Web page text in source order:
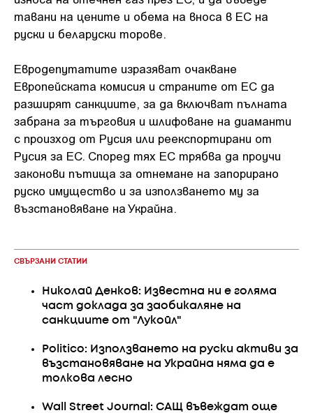
тавани на цените и обема на вноса в ЕС на
руски и беларуски торове.
Евродепутатите изразяват очакване
Европейската комисия и страните от ЕС да
разширят санкциите, за да включват пълната
забрана за търговия и шлифоване на диаманти
с произход от Русия или реекспортирани от
Русия за ЕС. Според тях ЕС трябва да проучи
законови пътища за отнемане на запорирано
руско имущество и за използването му за
възстановяване на Украйна.
СВЪРЗАНИ СТАТИИ
Николай Денков: Известна ни е голяма
част доклада за заобикаляне на
санкциите от "Лукойл"
Politico: Използването на руски активи за
възстановяване на Украйна няма да е
толкова лесно
Wall Street Journal: САЩ въвеждат още